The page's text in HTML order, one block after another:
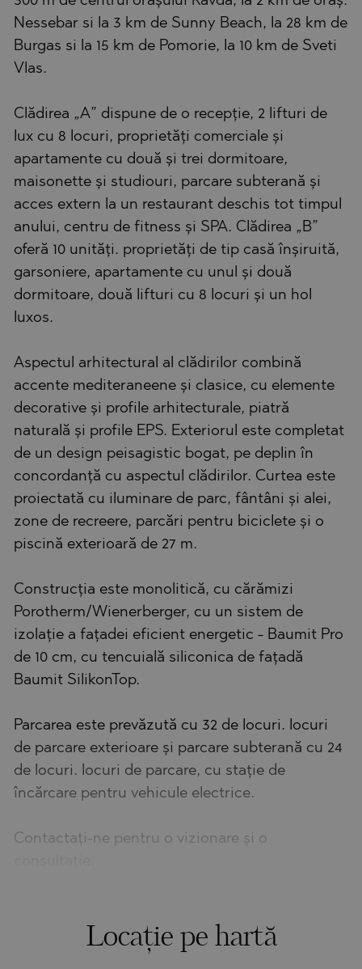
Nessebar si la 3 km de Sunny Beach, la 28 km de
Burgas si la 15 km de Pomorie, la 10 km de Sveti
Vlas.
Clădirea „A” dispune de o recepție, 2 lifturi de
lux cu 8 locuri, proprietăți comerciale și
apartamente cu două și trei dormitoare,
maisonette și studiouri, parcare subterană și
acces extern la un restaurant deschis tot timpul
anului, centru de fitness și SPA. Clădirea „B”
oferă 10 unități. proprietăți de tip casă înșiruită,
garsoniere, apartamente cu unul și două
dormitoare, două lifturi cu 8 locuri și un hol
luxos.
Aspectul arhitectural al clădirilor combină
accente mediteraneene și clasice, cu elemente
decorative și profile arhitecturale, piatră
naturală și profile EPS. Exteriorul este completat
de un design peisagistic bogat, pe deplin în
concordanță cu aspectul clădirilor. Curtea este
proiectată cu iluminare de parc, fântâni și alei,
zone de recreere, parcări pentru biciclete și o
piscină exterioară de 27 m.
Construcția este monolitică, cu cărămizi
Porotherm/Wienerberger, cu un sistem de
izolație a fațadei eficient energetic - Baumit Pro
de 10 cm, cu tencuială siliconica de fațadă
Baumit SilikonTop.
Parcarea este prevăzută cu 32 de locuri. locuri
de parcare exterioare și parcare subterană cu 24
de locuri. locuri de parcare, cu stație de
încărcare pentru vehicule electrice.
Contactați-ne pentru o vizionare și o
Locație pe hartă